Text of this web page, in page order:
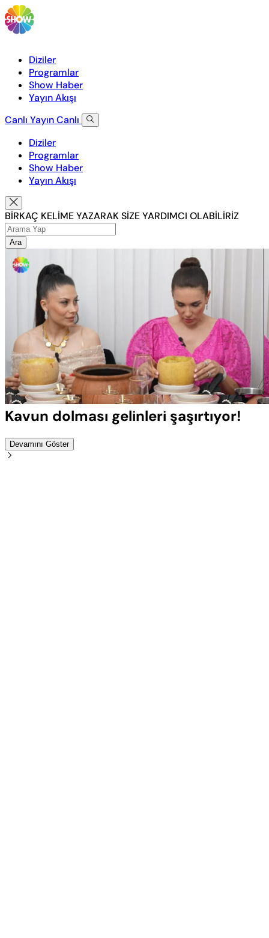
Diziler
Programlar
Show Haber
Yayın Akışı
Canlı YayınCanlı
Diziler
Programlar
Show Haber
Yayın Akışı
BİRKAÇ KELİME YAZARAK SİZE YARDIMCI OLABİLİRİZ
Ara
Sesi
Aç
Yüklendi:
100.00%
Oynatma
Hızı
Kavun dolması gelinleri şaşırtıyor!
Devamını Göster